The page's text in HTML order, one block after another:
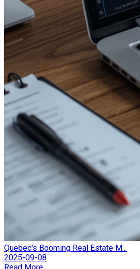
Quebec's Booming Real Estate M...
2025-09-08